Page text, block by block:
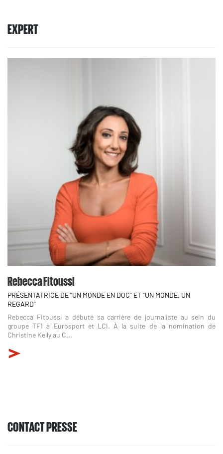
EXPERT
Rebecca Fitoussi
PRÉSENTATRICE DE "UN MONDE EN DOC" ET "UN MONDE, UN
REGARD"
Rebecca Fitoussi a débuté sa carrière de journaliste au sein du
groupe TF1 à Eurosport et LCI. À la suite de la nomination de
Christine Kelly au C...
CONTACT PRESSE